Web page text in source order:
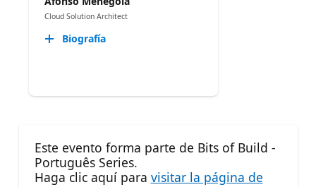
Cloud Solution Architect
Biografía
Este evento forma parte de Bits of Build -
Português Series.
Haga clic aquí para visitar la página de